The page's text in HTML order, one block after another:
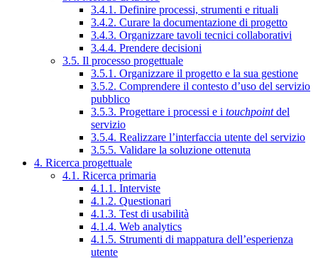
3.4.1. Definire processi, strumenti e rituali
3.4.2. Curare la documentazione di progetto
3.4.3. Organizzare tavoli tecnici collaborativi
3.4.4. Prendere decisioni
3.5. Il processo progettuale
3.5.1. Organizzare il progetto e la sua gestione
3.5.2. Comprendere il contesto d’uso del servizio
pubblico
3.5.3. Progettare i processi e i touchpointdel
servizio
3.5.4. Realizzare l’interfaccia utente del servizio
3.5.5. Validare la soluzione ottenuta
4. Ricerca progettuale
4.1. Ricerca primaria
4.1.1. Interviste
4.1.2. Questionari
4.1.3. Test di usabilità
4.1.4. Web analytics
4.1.5. Strumenti di mappatura dell’esperienza
utente